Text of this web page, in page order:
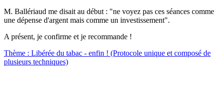
M. Ballériaud me disait au début : "ne voyez pas ces séances comme
une dépense d'argent mais comme un investissement".
A présent, je confirme et je recommande !
Thème : Libérée du tabac - enfin ! (Protocole unique et composé de
plusieurs techniques)